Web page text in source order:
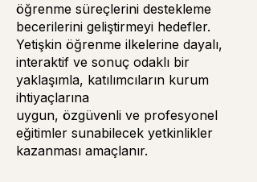
öğrenme süreçlerini destekleme
becerilerini geliştirmeyi hedefler.
Yetişkin öğrenme ilkelerine dayalı,
interaktif ve sonuç odaklı bir
yaklaşımla, katılımcıların kurum
ihtiyaçlarına
uygun, özgüvenli ve profesyonel
eğitimler sunabilecek yetkinlikler
kazanması amaçlanır.